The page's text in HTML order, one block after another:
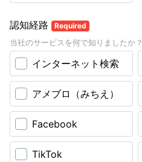
金が発生します。
・延長・早朝料金は、早朝出発時
いいただきます。
[ 免責・保険について ]
各自、事前にご自身の不慮の怪我な
ど保険に加入してからご参加くださ
おりません。
・ご参加中の不慮の事故・ケガ・紛
の破損・損害、損失盗難、 買い物
不慮のトラブルはお客様の自己責
す。 参加中のあらゆる不可抗力に
認知経路 Required
当社のサービスを何で知りましたか？
インターネット検索
アメブロ（みちえ）
Facebook
TikTok